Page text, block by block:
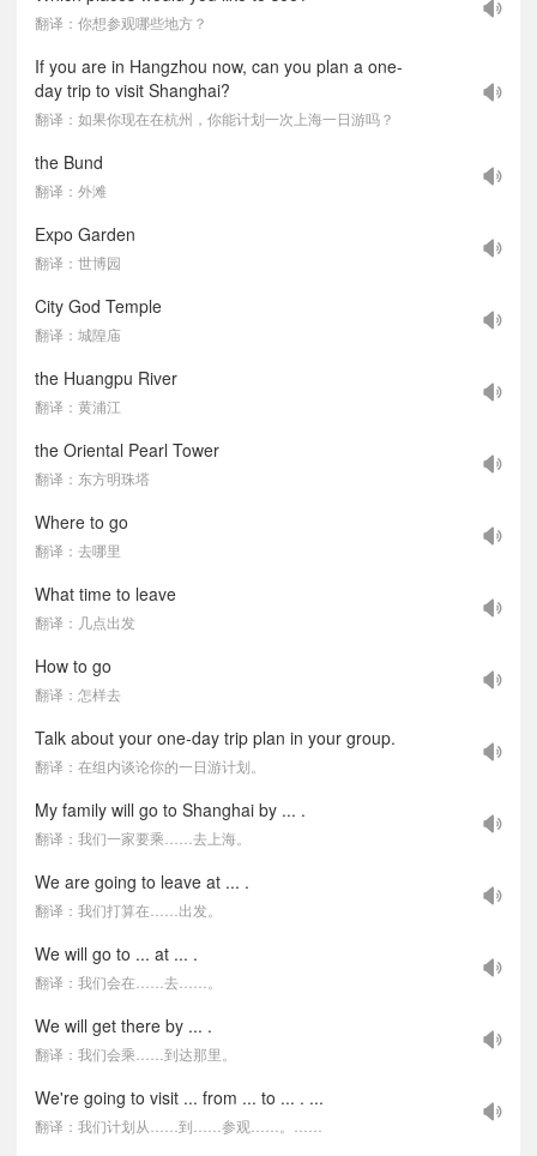
翻译：你想参观哪些地方？
If you are in Hangzhou now, can you plan a one-
day trip to visit Shanghai?
翻译：如果你现在在杭州，你能计划一次上海一日游吗？
the Bund
翻译：外滩
Expo Garden
翻译：世博园
City God Temple
翻译：城隍庙
the Huangpu River
翻译：黄浦江
the Oriental Pearl Tower
翻译：东方明珠塔
Where to go
翻译：去哪里
What time to leave
翻译：几点出发
How to go
翻译：怎样去
Talk about your one-day trip plan in your group.
翻译：在组内谈论你的一日游计划。
My family will go to Shanghai by ... .
翻译：我们一家要乘……去上海。
We are going to leave at ... .
翻译：我们打算在……出发。
We will go to ... at ... .
翻译：我们会在……去……。
We will get there by ... .
翻译：我们会乘……到达那里。
We're going to visit ... from ... to ... . ...
翻译：我们计划从……到……参观……。……